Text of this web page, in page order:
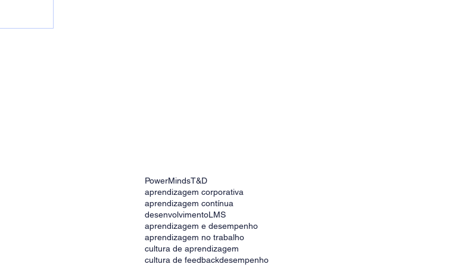
PowerMindsT&D
aprendizagem corporativa
aprendizagem contínua
desenvolvimentoLMS
aprendizagem e desempenho
aprendizagem no trabalho
cultura de aprendizagem
cultura de feedbackdesempenho